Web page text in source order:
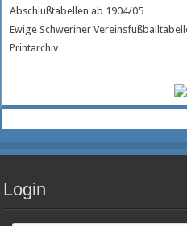
Abschlußtabellen ab 1904/05
Ewige Schweriner
Printarchiv
Login